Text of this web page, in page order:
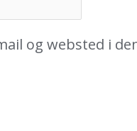
og websted i